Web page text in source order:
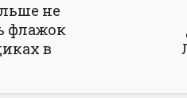
не
флажок
в